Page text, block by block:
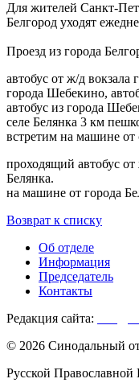
Для жителей Санкт-
Белгород уходят
Проезд из города
автобус от ж/д вокзала
города Шебекино,
автобус из города
селе Белянка 3 км
встретим на машине от
проходящий автобус от
Белянка.
на машине от города
Возврат к списку
Об отделе
Информация
Председатель
Контакты
Редакция сайта:
© 2026 Синодальный
Русской Православной